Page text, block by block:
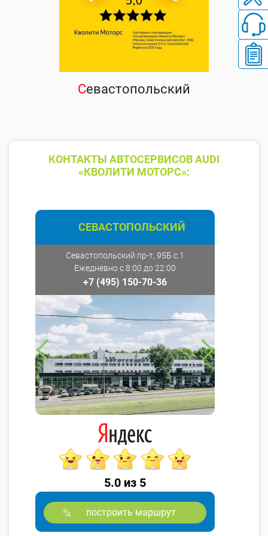
Севастопольский
КОНТАКТЫ АВТОСЕРВИСОВ AUDI
«КВОЛИТИ МОТОРС»:
СЕВАСТОПОЛЬСКИЙ
Севастопольский пр-т, 95Б с.1
Ежедневно с 8:00 до 22:00
+7 (495) 150-70-36
5.0 из 5
построить маршрут